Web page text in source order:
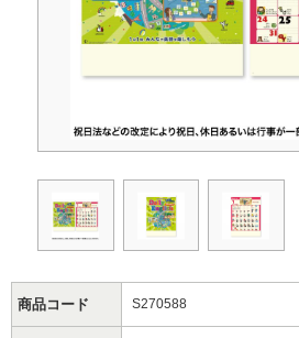
商品コード S270588